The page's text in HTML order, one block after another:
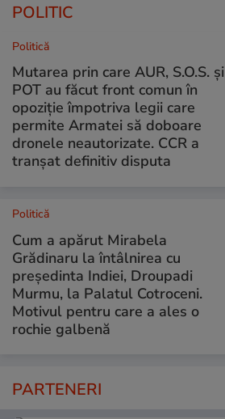
POLITIC
Politică
Mutarea prin care AUR, S.O.S. și
POT au făcut front comun în
opoziție împotriva legii care
permite Armatei să doboare
dronele neautorizate. CCR a
tranșat definitiv disputa
Politică
Cum a apărut Mirabela
Grădinaru la întâlnirea cu
președinta Indiei, Droupadi
Murmu, la Palatul Cotroceni.
Motivul pentru care a ales o
rochie galbenă
PARTENERI